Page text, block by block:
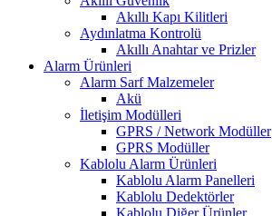
Akıllı Kapı Kilitleri
Aydınlatma Kontrolü
Akıllı Anahtar ve Prizler
Alarm Ürünleri
Alarm Sarf Malzemeler
Akü
İletişim Modülleri
GPRS / Network Modüller
GPRS Modüller
Kablolu Alarm Ürünleri
Kablolu Alarm Panelleri
Kablolu Dedektörler
Kablolu Diğer Ürünler